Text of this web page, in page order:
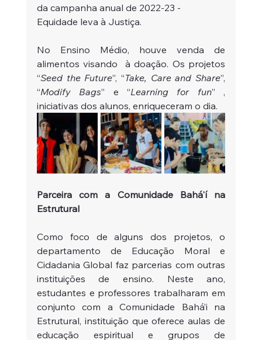
da campanha anual de 2022-23 -
Equidade leva à Justiça.
No Ensino Médio, houve venda de
alimentos visando  à doação. Os projetos
“Seed the Future”, “Take, Care and Share”,
“Modify Bags” e “Learning for fun” ,
iniciativas dos alunos, enriqueceram o dia.
Parceira com a Comunidade Bahá'í na
Estrutural
Como foco de alguns dos projetos, o
departamento de Educação Moral e
Cidadania Global faz parcerias com outras
instituições de ensino. Neste ano,
estudantes e professores trabalharam em
conjunto com a Comunidade Bahá’i na
Estrutural, instituição que oferece aulas de
educação espiritual e grupos de